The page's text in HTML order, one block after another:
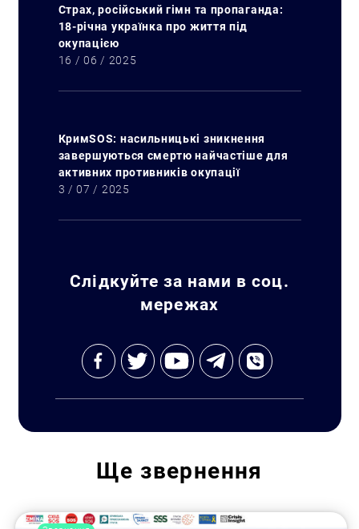
Страх, російський гімн та пропаганда:
18-річна українка про життя під
окупацією
16 / 06 / 2025
КримSOS: насильницькі зникнення
завершуються смертю найчастіше для
активних противників окупації
3 / 07 / 2025
Слідкуйте за нами в соц.
мережах
Ще звернення